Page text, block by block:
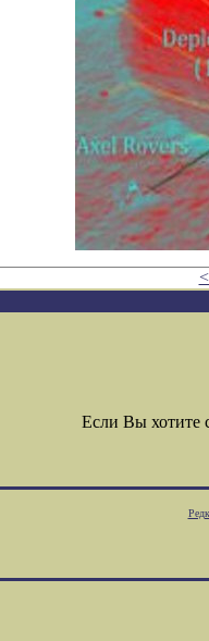
Если Вы хотите